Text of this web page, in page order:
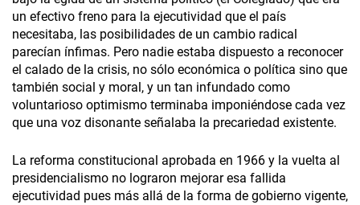
un efectivo freno para la ejecutividad que el país
necesitaba, las posibilidades de un cambio radical
parecían ínfimas. Pero nadie estaba dispuesto a reconocer
el calado de la crisis, no sólo económica o política sino que
también social y moral, y un tan infundado como
voluntarioso optimismo terminaba imponiéndose cada vez
que una voz disonante señalaba la precariedad existente.
La reforma constitucional aprobada en 1966 y la vuelta al
presidencialismo no lograron mejorar esa fallida
ejecutividad pues más allá de la forma de gobierno vigente,